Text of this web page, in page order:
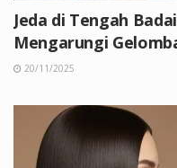
Jeda di Tengah
Mengarungi
20/11/2025